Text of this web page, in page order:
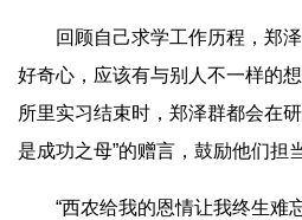
回顾自己求学工作历程，郑
好奇心，应该有与别人不一样的
所里实习结束时，郑泽群都会在
是成功之母”的赠言，鼓励他们担
“西农给我的恩情让我终生难